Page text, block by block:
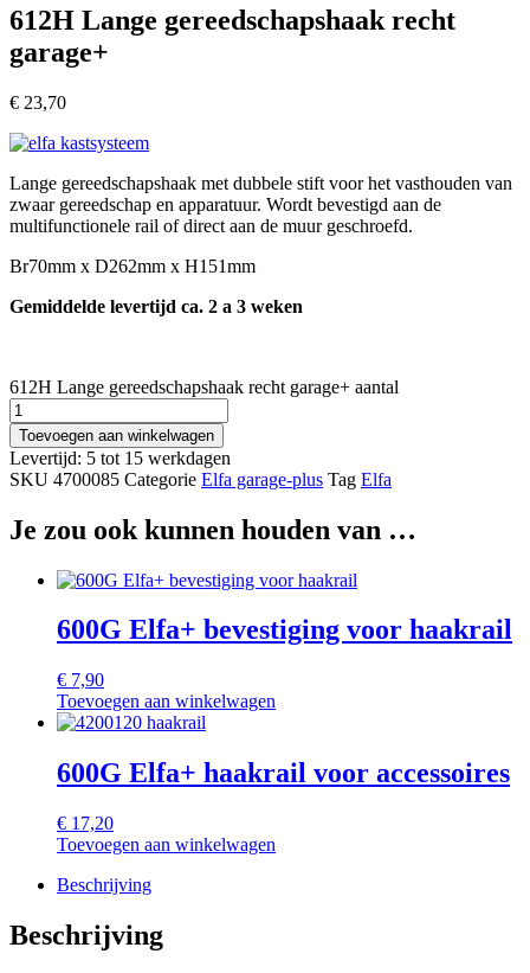
612H Lange gereedschapshaak recht
garage+
€ 23,70
Lange gereedschapshaak met dubbele stift voor het vasthouden van
zwaar gereedschap en apparatuur. Wordt bevestigd aan de
multifunctionele rail of direct aan de muur geschroefd.
Br70mm x D262mm x H151mm
Gemiddelde levertijd ca. 2 a 3 weken
612H Lange gereedschapshaak recht garage+ aantal
Toevoegen aan winkelwagen
Levertijd: 5 tot 15 werkdagen
SKU 4700085 Categorie Elfa garage-plus Tag Elfa
Je zou ook kunnen houden van …
600G Elfa+ bevestiging voor haakrail
€ 7,90
Toevoegen aan winkelwagen
600G Elfa+ haakrail voor accessoires
€ 17,20
Toevoegen aan winkelwagen
Beschrijving
Beschrijving